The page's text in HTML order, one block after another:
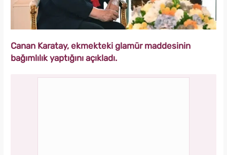
Canan Karatay, ekmekteki glamür maddesinin
bağımlılık yaptığını açıkladı.